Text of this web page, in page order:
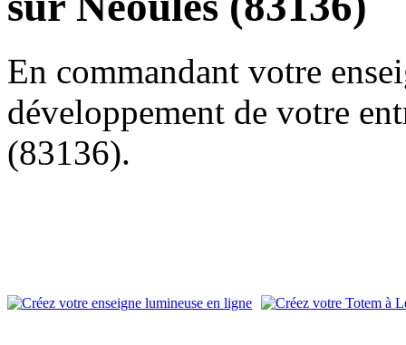
En commandant votre
développement de votre
(83136).